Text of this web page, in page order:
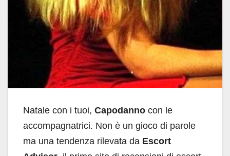
Natale con i tuoi, Capodanno con le
accompagnatrici. Non è un gioco di parole
ma una tendenza rilevata da Escort